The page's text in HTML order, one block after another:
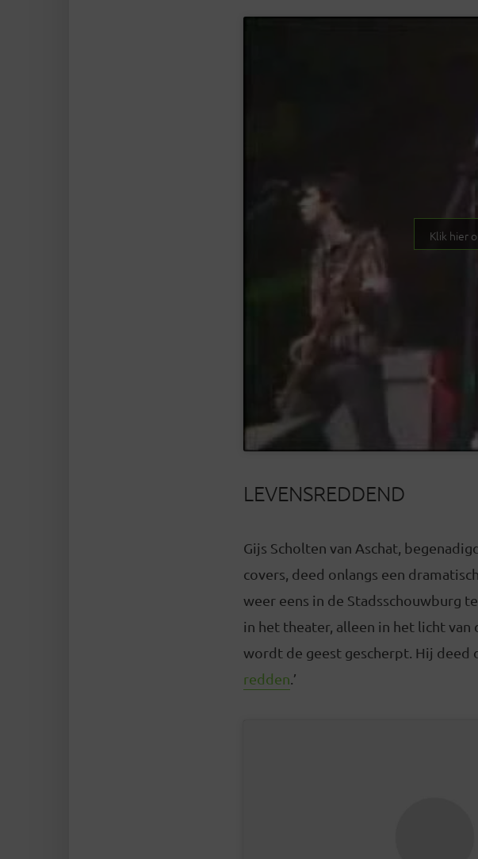
Klik hier
LEVENSREDDEND
Gijs Scholten van Aschat,
covers, deed onlangs een
weer eens in de Stadsschouwburg
in het theater, alleen in het licht
wordt de geest gescherpt. Hij deed
redden .’